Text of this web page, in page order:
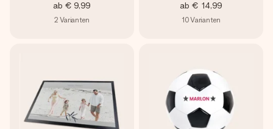
ab € 9,99
2 Varianten
ab € 14,99
10Varianten